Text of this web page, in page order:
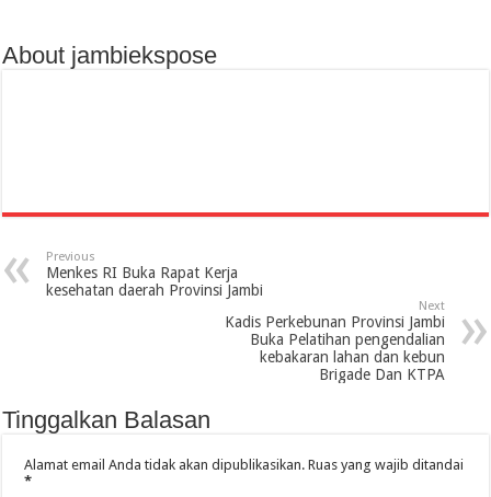
About jambiekspose
Previous
Menkes RI Buka Rapat Kerja
kesehatan daerah Provinsi Jambi
Next
Kadis Perkebunan Provinsi Jambi
Buka Pelatihan pengendalian
kebakaran lahan dan kebun
Brigade Dan KTPA
Tinggalkan Balasan
Alamat email Anda tidak akan dipublikasikan. Ruas yang wajib ditandai
*